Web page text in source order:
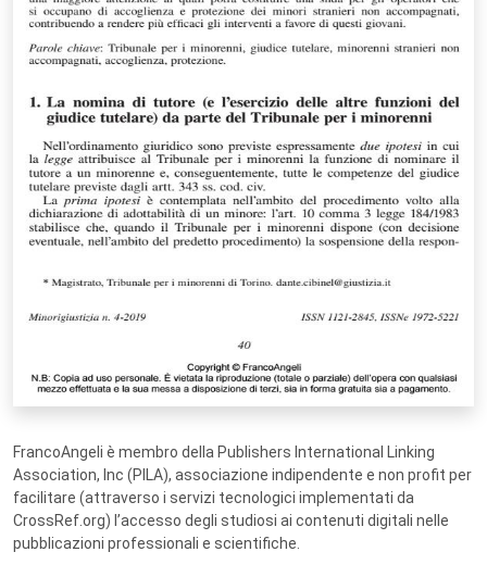
FrancoAngeli è membro della Publishers International Linking
Association, Inc (PILA), associazione indipendente e non profit per
facilitare (attraverso i servizi tecnologici implementati da
CrossRef.org) l’accesso degli studiosi ai contenuti digitali nelle
pubblicazioni professionali e scientifiche.